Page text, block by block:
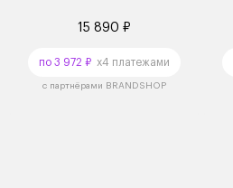
15 890 ₽
по 3 972 ₽ x4 платежами
с партнёрами BRANDSHOP